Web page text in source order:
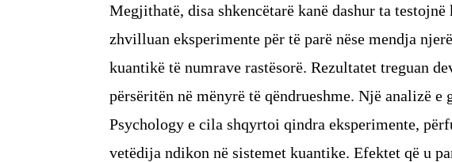
Megjithatë, disa shkencëtarë kanë dashur ta
zhvilluan eksperimente për të parë nëse mendja
kuantikë të numrave rastësorë. Rezultatet treguan
përsëritën në mënyrë të qëndrueshme. Një analizë e
Psychology e cila shqyrtoi qindra eksperimente,
vetëdija ndikon në sistemet kuantike. Efektet që u